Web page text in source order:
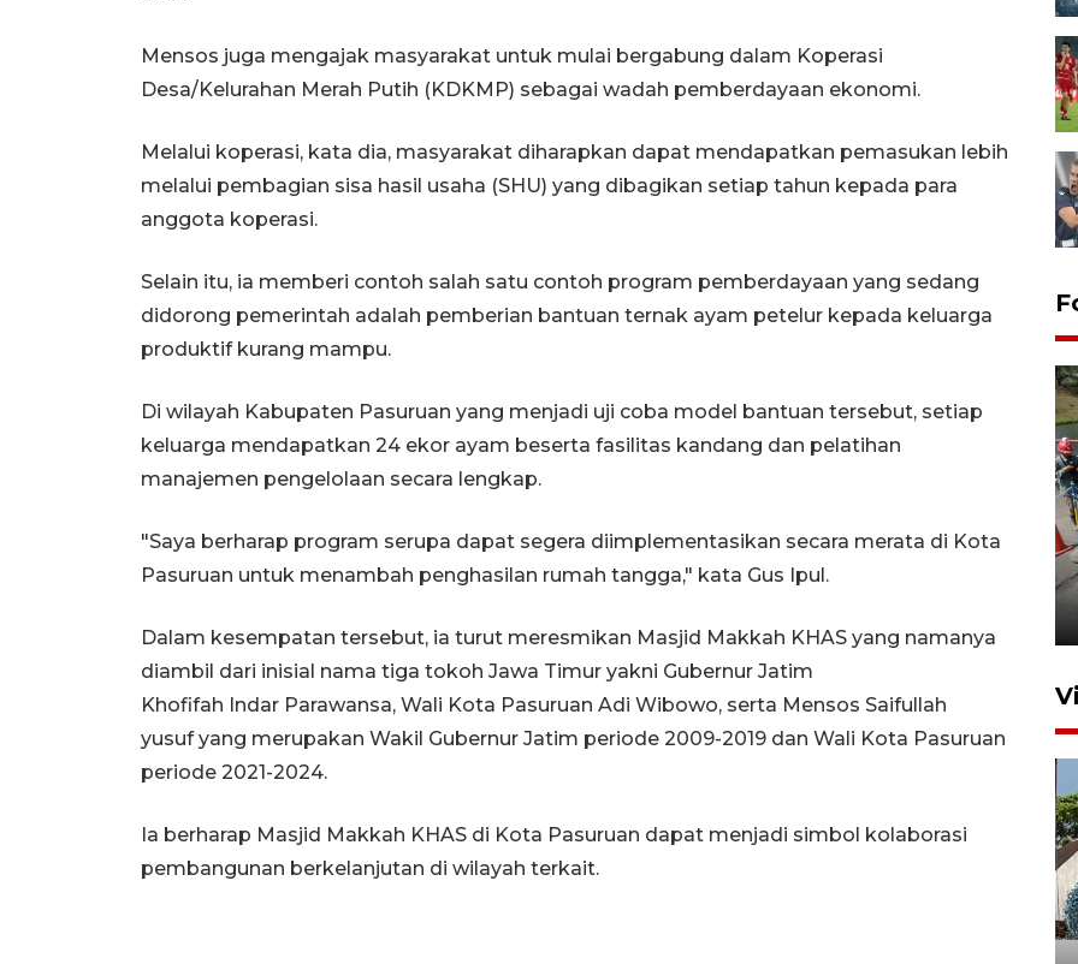
Mensos juga mengajak masyarakat untuk mulai bergabung dalam Koperasi
Desa/Kelurahan Merah Putih (KDKMP) sebagai wadah pemberdayaan ekonomi.
Melalui koperasi, kata dia, masyarakat diharapkan dapat mendapatkan pemasukan lebih
melalui pembagian sisa hasil usaha (SHU) yang dibagikan setiap tahun kepada para
anggota koperasi.
Selain itu, ia memberi contoh salah satu contoh program pemberdayaan yang sedang
didorong pemerintah adalah pemberian bantuan ternak ayam petelur kepada keluarga
produktif kurang mampu.
Di wilayah Kabupaten Pasuruan yang menjadi uji coba model bantuan tersebut, setiap
keluarga mendapatkan 24 ekor ayam beserta fasilitas kandang dan pelatihan
manajemen pengelolaan secara lengkap.
"Saya berharap program serupa dapat segera diimplementasikan secara merata di Kota
Pasuruan untuk menambah penghasilan rumah tangga," kata Gus Ipul.
Dalam kesempatan tersebut, ia turut meresmikan Masjid Makkah KHAS yang namanya
diambil dari inisial nama tiga tokoh Jawa Timur yakni Gubernur Jatim
Khofifah Indar Parawansa, Wali Kota Pasuruan Adi Wibowo, serta Mensos Saifullah
yusuf yang merupakan Wakil Gubernur Jatim periode 2009-2019 dan Wali Kota Pasuruan
periode 2021-2024.
Ia berharap Masjid Makkah KHAS di Kota Pasuruan dapat menjadi simbol kolaborasi
pembangunan berkelanjutan di wilayah terkait.
Peningkatan perputaran
ekonomi Piala Presiden 2026